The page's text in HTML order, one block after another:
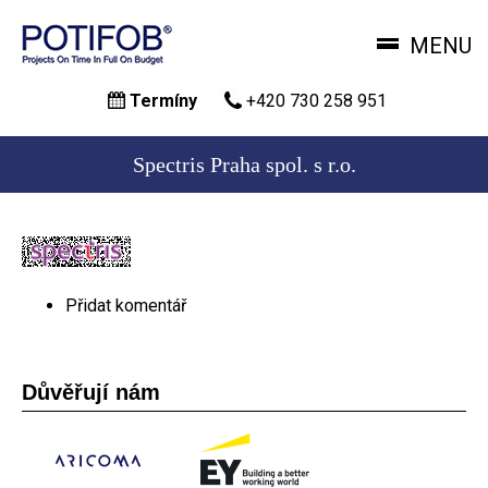
hlavnímu
MENU
Termíny +420 730 258 951
Spectris Praha spol. s r.o.
Přidat komentář
Důvěřují nám